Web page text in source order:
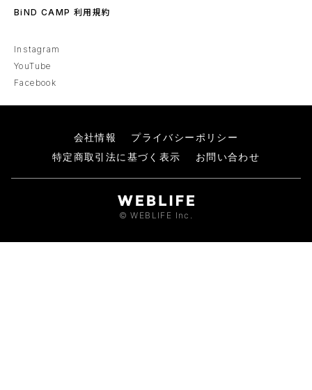
BiND CAMP 利用規約
Instagram
YouTube
Facebook
会社情報
プライバシーポリシー
特定商取引法に基づく表示
お問い合わせ
© WEBLIFE Inc.